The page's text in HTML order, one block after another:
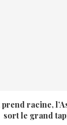
racine,
sort le grand